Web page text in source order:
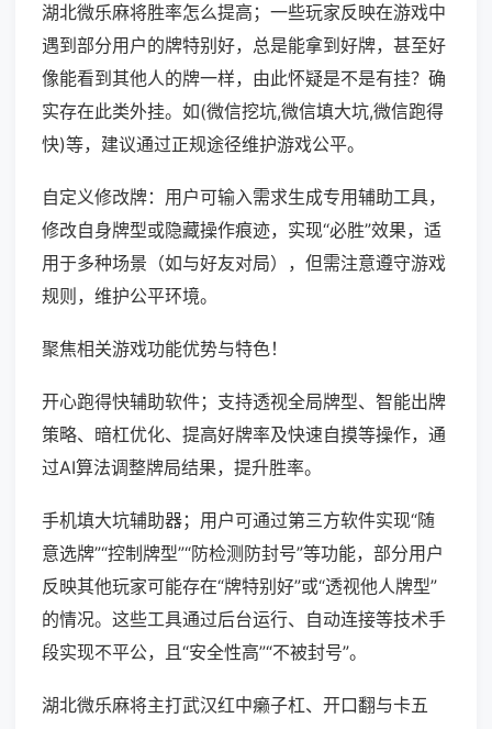
湖北微乐麻将胜率怎么提高；一些玩家反映在游戏中
遇到部分用户的牌特别好，总是能拿到好牌，甚至好
像能看到其他人的牌一样，由此怀疑是不是有挂？确
实存在此类外挂。如(微信挖坑,微信填大坑,微信跑得
快)等，建议通过正规途径维护游戏公平。
自定义修改牌：用户可输入需求生成专用辅助工具，
修改自身牌型或隐藏操作痕迹，实现“必胜”效果，适
用于多种场景（如与好友对局），但需注意遵守游戏
规则，维护公平环境。
聚焦相关游戏功能优势与特色！
开心跑得快辅助软件；支持透视全局牌型、智能出牌
策略、暗杠优化、提高好牌率及快速自摸等操作，通
过AI算法调整牌局结果，提升胜率。
手机填大坑辅助器；用户可通过第三方软件实现“随
意选牌”“控制牌型”“防检测防封号”等功能，部分用户
反映其他玩家可能存在“牌特别好”或“透视他人牌型”
的情况。这些工具通过后台运行、自动连接等技术手
段实现不平公，且“安全性高”“不被封号”。
湖北微乐麻将主打武汉红中癞子杠、开口翻与卡五